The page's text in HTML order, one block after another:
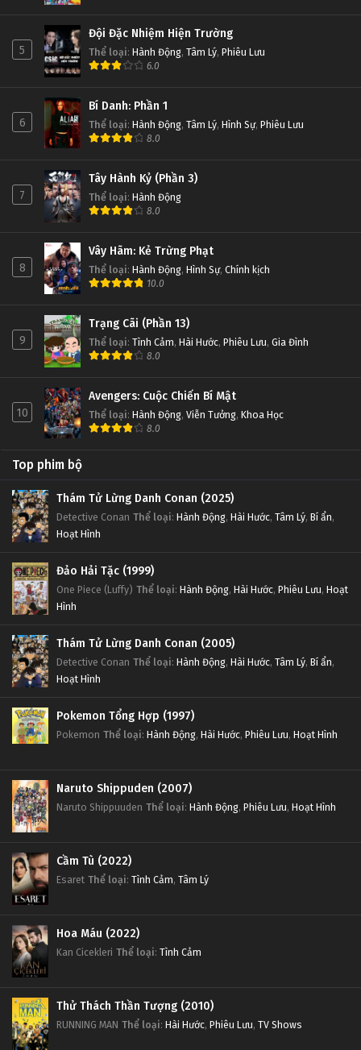
5
Đội Đặc Nhiệm Hiện Trường
Thể loại: Hành Động, Tâm Lý, Phiêu Lưu
6.0
6
Bí Danh: Phần 1
Thể loại: Hành Động, Tâm Lý, Hình Sự, Phiêu Lưu
8.0
7
Tây Hành Kỷ (Phần 3)
Thể loại: Hành Động
8.0
8
Vây Hãm: Kẻ Trừng Phạt
Thể loại: Hành Động, Hình Sự, Chính kịch
10.0
9
Trạng Cãi (Phần 13)
Thể loại: Tình Cảm, Hài Hước, Phiêu Lưu, Gia Đình
8.0
10
Avengers: Cuộc Chiến Bí Mật
Thể loại: Hành Động, Viễn Tưởng, Khoa Học
8.0
Top phim bộ
Thám Tử Lừng Danh Conan (2025)
Detective Conan Thể loại: Hành Động, Hài Hước, Tâm Lý, Bí ẩn,
Hoạt Hình
Đảo Hải Tặc (1999)
One Piece (Luffy) Thể loại: Hành Động, Hài Hước, Phiêu Lưu, Hoạt
Hình
Thám Tử Lừng Danh Conan (2005)
Detective Conan Thể loại: Hành Động, Hài Hước, Tâm Lý, Bí ẩn,
Hoạt Hình
Pokemon Tổng Hợp (1997)
Pokemon Thể loại: Hành Động, Hài Hước, Phiêu Lưu, Hoạt Hình
Naruto Shippuden (2007)
Naruto Shippuuden Thể loại: Hành Động, Phiêu Lưu, Hoạt Hình
Cầm Tù (2022)
Esaret Thể loại: Tình Cảm, Tâm Lý
Hoa Máu (2022)
Kan Cicekleri Thể loại: Tình Cảm
Thử Thách Thần Tượng (2010)
RUNNING MAN Thể loại: Hài Hước, Phiêu Lưu, TV Shows